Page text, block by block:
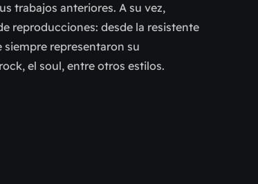
trabajos anteriores. A su vez,
reproducciones: desde la resistente
representaron su
el soul, entre otros estilos.